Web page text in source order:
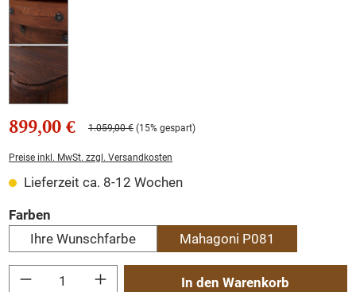
899,00 € 1.059,00 € (15% gespart)
Preise inkl. MwSt. zzgl. Versandkosten
Lieferzeit ca. 8-12 Wochen
Farben
Ihre Wunschfarbe
Mahagoni P081
Produkt Anzahl: Gib den gewünschten Wert ein oder benutze die Schaltflächen
In den Warenkorb